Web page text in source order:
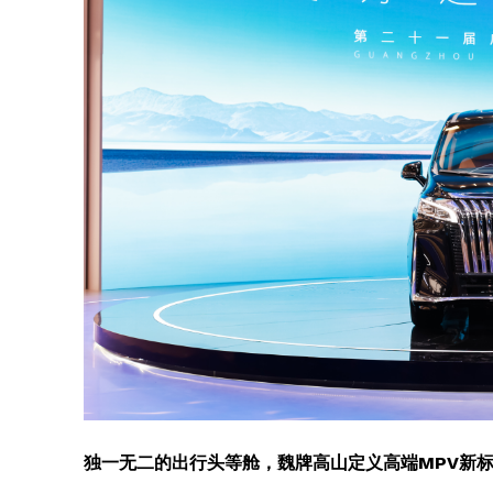
独一无二的出行头等舱，魏牌高山定义高端MPV新